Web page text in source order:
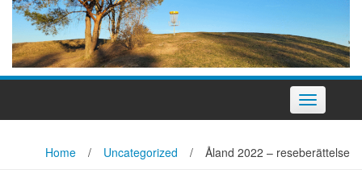
Slå
på/av
navigering
Home / Uncategorized / Åland 2022 – reseberättelse